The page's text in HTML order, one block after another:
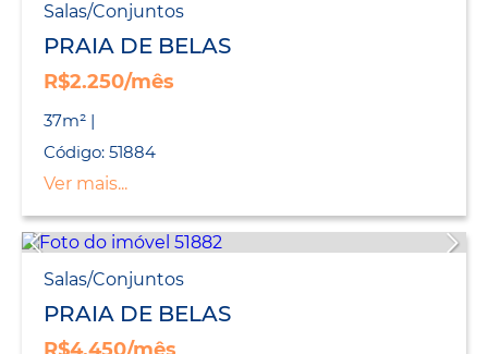
Salas/Conjuntos
PRAIA DE BELAS
R$2.250/mês
37m² |
Código: 51884
Ver mais...
Salas/Conjuntos
PRAIA DE BELAS